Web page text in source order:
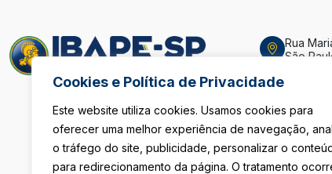
Cookies e Política de Privacidade
Este website utiliza cookies. Usamos cookies para
oferecer uma melhor experiência de navegação,
o tráfego do site, publicidade, personalizar o
para redirecionamento da página. O tratamento
Rua
São
De
Sexta-
Das 08h
(11) 3105-